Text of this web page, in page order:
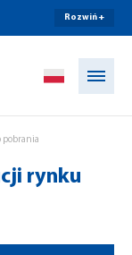
Rozwiń +
pobrania
rynku